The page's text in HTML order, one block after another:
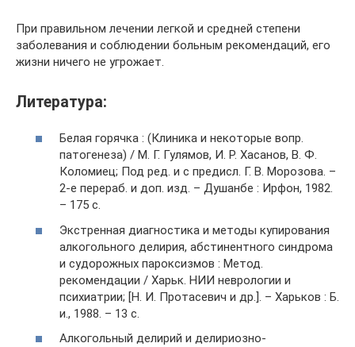
При правильном лечении легкой и средней степени
заболевания и соблюдении больным рекомендаций, его
жизни ничего не угрожает.
Литература:
Белая горячка : (Клиника и некоторые вопр.
патогенеза) / М. Г. Гулямов, И. Р. Хасанов, В. Ф.
Коломиец; Под ред. и с предисл. Г. В. Морозова. –
2-е перераб. и доп. изд. – Душанбе : Ирфон, 1982.
– 175 с.
Экстренная диагностика и методы купирования
алкогольного делирия, абстинентного синдрома
и судорожных пароксизмов : Метод.
рекомендации / Харьк. НИИ неврологии и
психиатрии; [Н. И. Протасевич и др.]. – Харьков : Б.
и., 1988. – 13 с.
Алкогольный делирий и делириозно-